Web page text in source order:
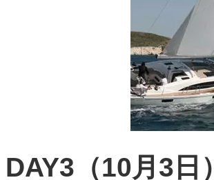
DAY3（10月3日）